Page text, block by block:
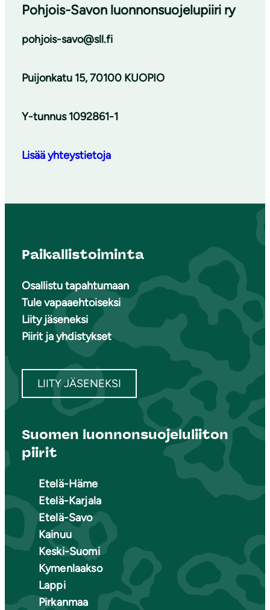
Pohjois-Savon luonnon­suojelu­piiri ry
pohjois-savo@sll.fi
Puijonkatu 15, 70100 KUOPIO
Y-tunnus 1092861-1
Lisää yhteystietoja
Paikallistoiminta
Osallistu tapahtumaan
Tule vapaaehtoiseksi
Liity jäseneksi
Piirit ja yhdistykset
LIITY JÄSENEKSI
Suomen luonnonsuojeluliiton
piirit
Etelä-Häme
Etelä-Karjala
Etelä-Savo
Kainuu
Keski-Suomi
Kymenlaakso
Lappi
Pirkanmaa